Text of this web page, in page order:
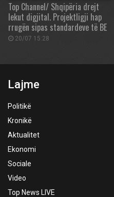
Top Channel/ Shqipëria drejt
lekut digjital. Projektligji hap
rrugën sipas standardeve të BE
20/07 15:28
Lajme
Politikë
Kronikë
Aktualitet
Ekonomi
Sociale
Video
Top News LIVE